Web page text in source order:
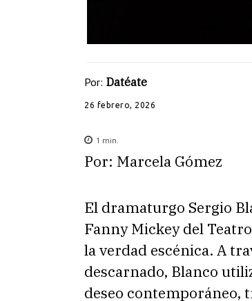
Por: Datéate
26 febrero, 2026
1 min.
Por: Marcela Gómez
El dramaturgo Sergio
Fanny Mickey del
la verdad escénica. A
descarnado, Blanco
deseo contemporáneo,